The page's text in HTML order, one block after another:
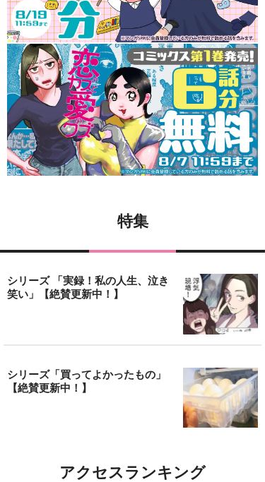
特集
シリーズ 「実録！私の人生、泣き
笑い」【絶賛更新中！】
シリーズ「買ってよかったもの」
【絶賛更新中！】
アクセスランキング